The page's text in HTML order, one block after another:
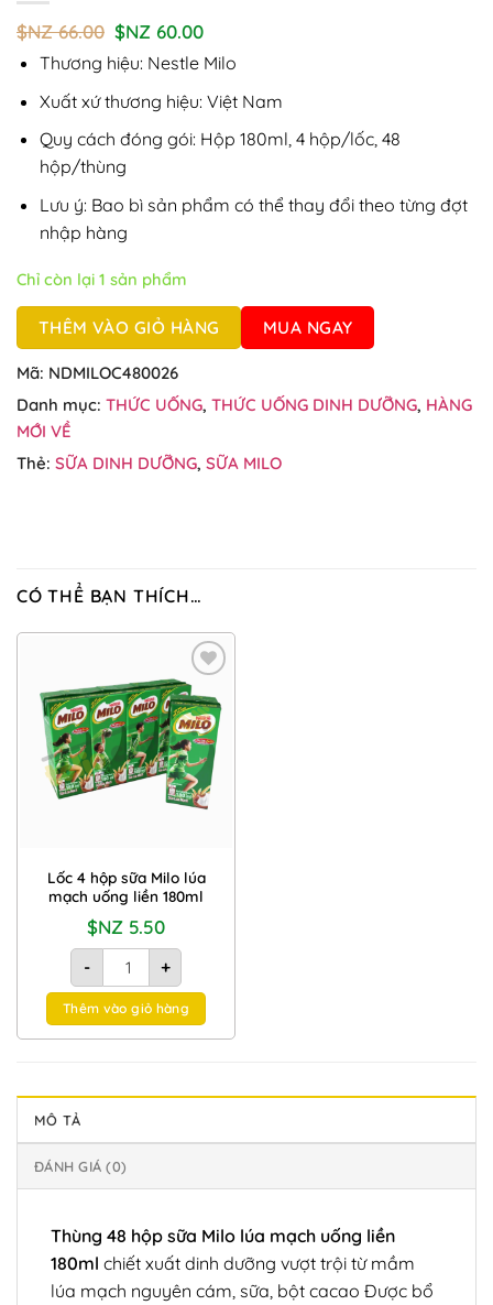
$NZ66.00 Giá
gốc
là:
66.00.
$NZ 60.00Giá
tại
$NZ
60.00.
Thương hiệu: Nestle Milo
Xuất xứ thương hiệu: Việt Nam
Quy cách đóng gói: Hộp 180ml, 4 hộp/lốc, 48
hộp/thùng
Lưu ý: Bao bì sản phẩm có thể thay đổi theo từng đợt
nhập hàng
Chỉ còn lại 1 sản phẩm
THÊM VÀO GIỎ HÀNG MUA NGAY
Mã: NDMILOC480026
Danh mục: THỨC UỐNG, THỨC UỐNG DINH DƯỠNG, HÀNG
MỚI VỀ
Thẻ: SỮA DINH DƯỠNG, SỮA MILO
CÓ THỂ BẠN THÍCH…
Add to
Wishlist
Lốc 4 hộp sữa Milo lúa
mạch uống liền 180ml
$NZ 5.50
-
Lốc 4 hộp sữa Milo lúa mạch uống liền 180ml số lượng
+
Thêm vào giỏ hàng
MÔ TẢ
ĐÁNH GIÁ (0)
Thùng 48 hộp sữa Milo lúa mạch uống liền
180ml chiết xuất dinh dưỡng vượt trội từ mầm
lúa mạch nguyên cám, sữa, bột cacao Được bổ